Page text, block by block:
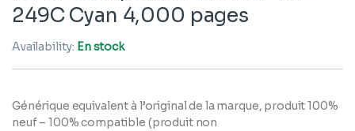
249C Cyan 4,000 pages
Availability: En stock
Générique equivalent à l’original de la marque, produit 100%
neuf – 100% compatible (produit non